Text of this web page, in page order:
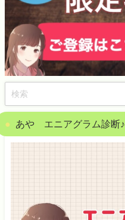
あや エニアグラム診断♪